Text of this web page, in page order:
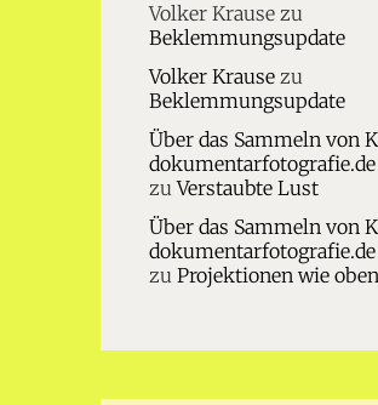
Volker Krausezu
Beklemmungsupdate
Volker Krausezu
Beklemmungsupdate
Über das Sammeln von
zuVerstaubte Lust
Über das Sammeln von
zu Projektionen wie